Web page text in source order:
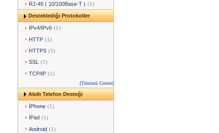
RJ-45 ( 10/100Base-T ) (1)
Desteklediği Protokoller
IPv4/IPv6 (1)
HTTP (1)
HTTPS (1)
SSL (1)
TCP/IP (1)
[Tümünü Göster]
Akıllı Telefon Desteği
İPhone (1)
İPad (1)
Android (1)